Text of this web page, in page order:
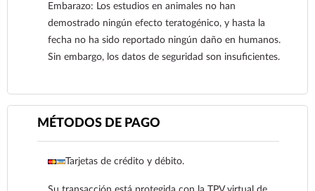
Embarazo: Los estudios en animales no han
demostrado ningún efecto teratogénico, y hasta la
fecha no ha sido reportado ningún daño en humanos.
Sin embargo, los datos de seguridad son insuficientes.
MÉTODOS DE PAGO
Tarjetas de crédito y débito.